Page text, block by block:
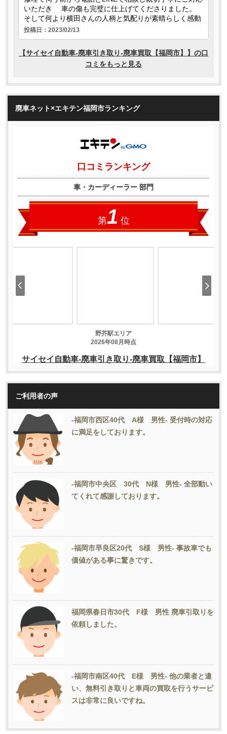
廃車ネット×エキテン福岡市ランキング
ご利用者の声
-福岡市西区40代 A様 男性- 受付時の対応
に満足をしております。
-福岡市中央区 30代 N様 男性- 全部動い
てくれて感謝しております。
-福岡市早良区20代 S様 男性- 事故車でも
価値がある事に驚きです。
福岡県春日市30代 F様 男性 廃車引取りを
依頼しました。
-福岡市南区40代 E様 男性- 他の業者と違
い、無料引き取りと車両の買取を行うサービ
スは非常に良いですね。